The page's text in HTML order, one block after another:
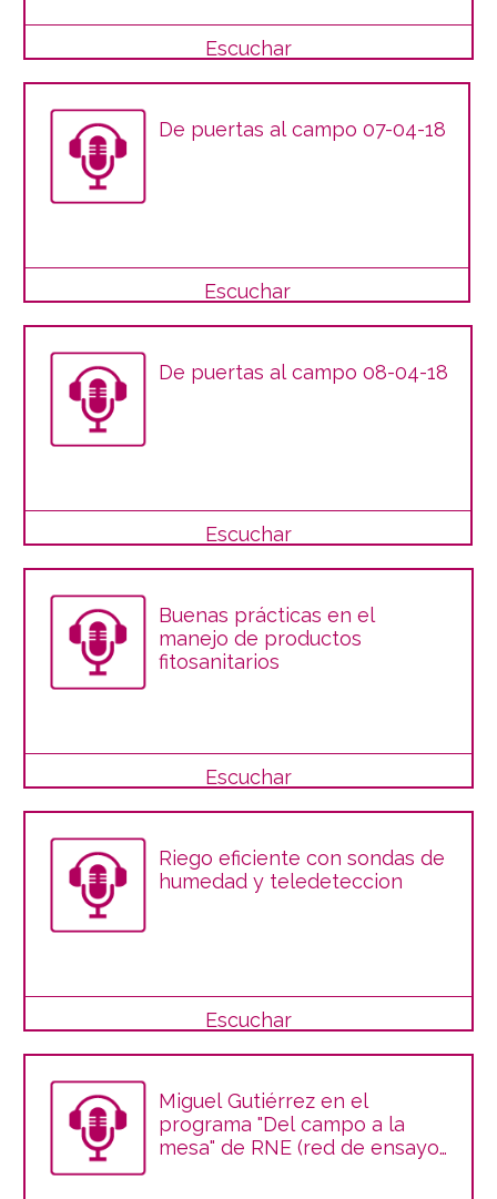
Escuchar
De puertas al campo 07-04-18
Escuchar
De puertas al campo 08-04-18
Escuchar
Buenas prácticas en el
manejo de productos
fitosanitarios
Escuchar
Riego eficiente con sondas de
humedad y teledeteccion
Escuchar
Miguel Gutiérrez en el
programa "Del campo a la
mesa" de RNE (red de ensayos